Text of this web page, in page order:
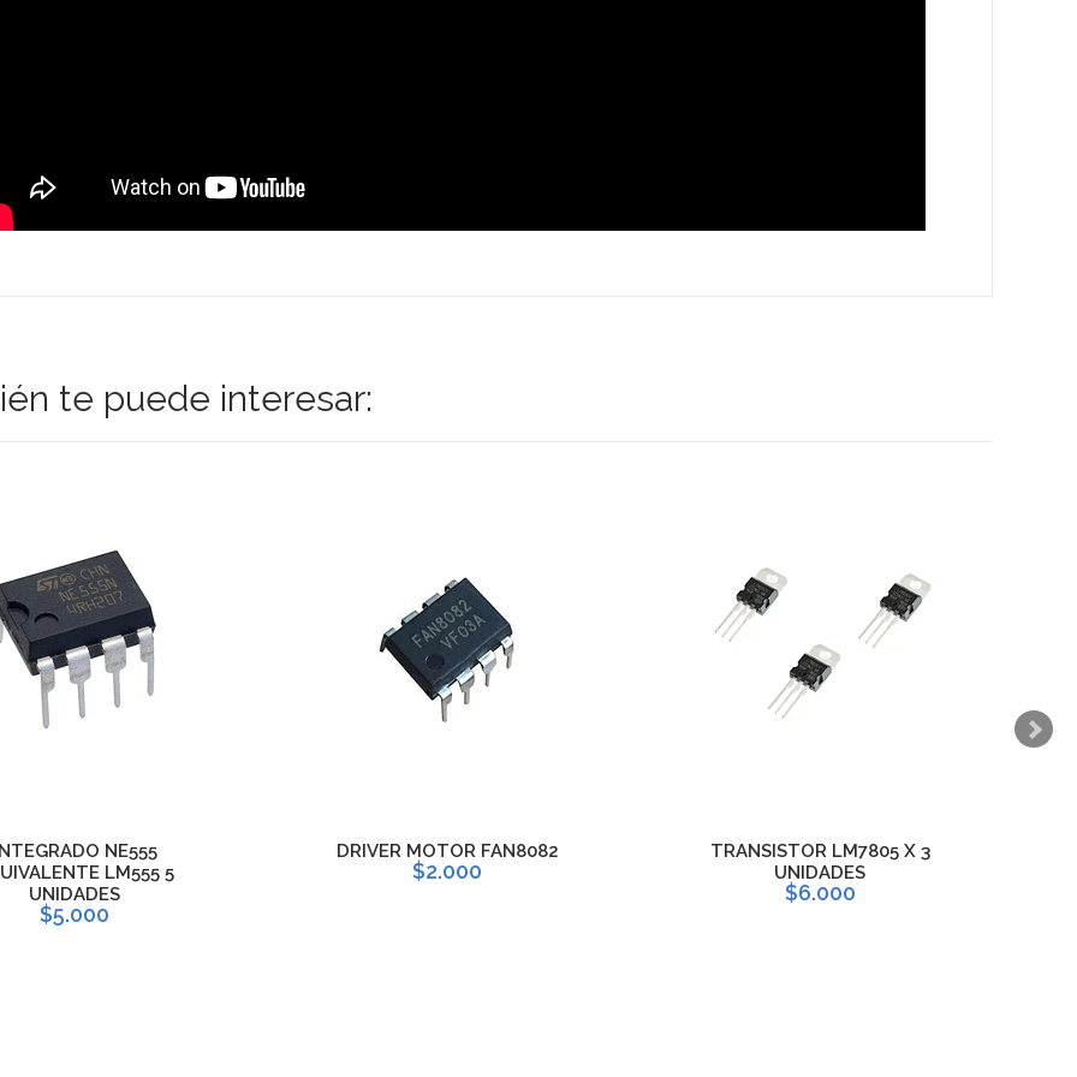
te puede interesar:
NE555
LM555 5
UNIDADES
$5.000
DRIVER MOTOR FAN8082
$2.000
TRANSISTOR LM7805 X 3
UNIDADES
$6.000